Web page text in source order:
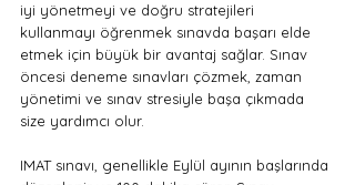
iyi yönetmeyi ve doğru stratejileri
kullanmayı öğrenmek sınavda başarı elde
etmek için büyük bir avantaj sağlar. Sınav
öncesi deneme sınavları çözmek, zaman
yönetimi ve sınav stresiyle başa çıkmada
size yardımcı olur.
IMAT sınavı, genellikle Eylül ayının başlarında